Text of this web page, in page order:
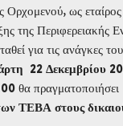
ως εταίρος
της Περιφερειακής
για τις ανάγκες
22 Δεκεμβρίου
θα πραγματοποιήσει
ΤΕΒΑ στους